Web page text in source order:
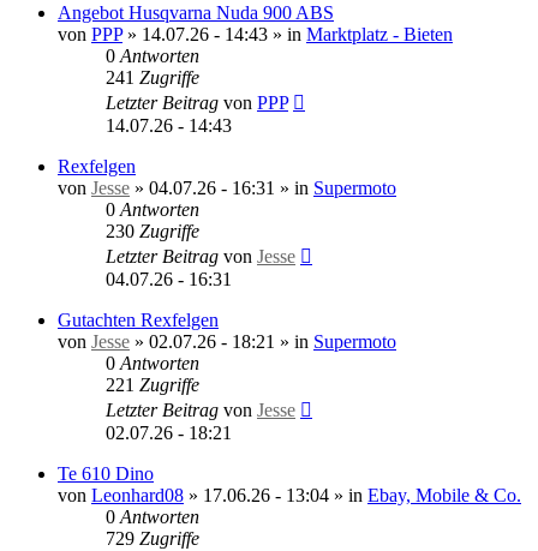
Angebot Husqvarna Nuda 900 ABS
von PPP» 14.07.26 - 14:43 » in Marktplatz - Bieten
0 Antworten
241 Zugriffe
Letzter Beitrag von PPP
14.07.26 - 14:43
Rexfelgen
von Jesse » 04.07.26 - 16:31 » in Supermoto
0 Antworten
230 Zugriffe
Letzter Beitrag von Jesse
04.07.26 - 16:31
Gutachten Rexfelgen
von Jesse » 02.07.26 - 18:21 » in Supermoto
0 Antworten
221 Zugriffe
Letzter Beitrag von Jesse
02.07.26 - 18:21
Te 610 Dino
von Leonhard08 » 17.06.26 - 13:04 » in Ebay, Mobile & Co.
0 Antworten
729 Zugriffe